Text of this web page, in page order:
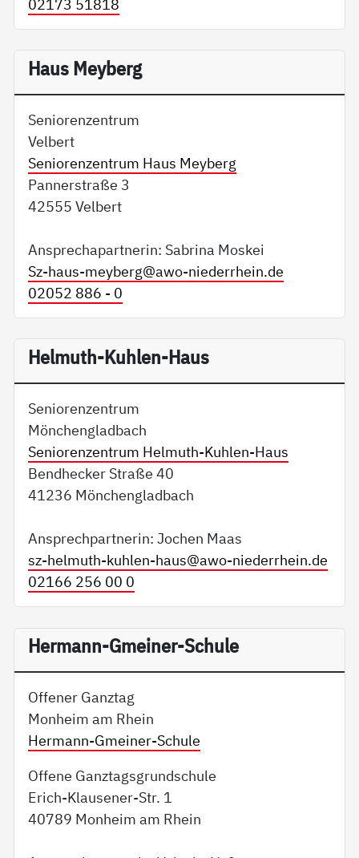
Haus Meyberg
Seniorenzentrum
Velbert
Seniorenzentrum Haus Meyberg
Pannerstraße 3
42555 Velbert
Ansprechapartnerin: Sabrina Moskei
Sz-haus-meyberg@awo-niederrhein.de
02052 886 - 0
Helmuth-Kuhlen-Haus
Seniorenzentrum
Mönchengladbach
Seniorenzentrum Helmuth-Kuhlen-Haus
Bendhecker Straße 40
41236 Mönchengladbach
Ansprechpartnerin: Jochen Maas
sz-helmuth-kuhlen-haus@awo-niederrhein.de
02166 256 00 0
Hermann-Gmeiner-Schule
Offener Ganztag
Monheim am Rhein
Hermann-Gmeiner-Schule
Offene Ganztagsgrundschule
Erich-Klausener-Str. 1
40789 Monheim am Rhein